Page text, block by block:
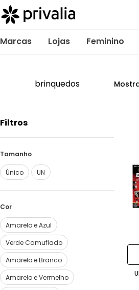
Marcas Lojas Feminino
brinquedos
Filtros
Tamanho
Único UN
Cor
Amarelo e Azul
Verde Camuflado
Amarelo e Branco
Amarelo e Vermelho